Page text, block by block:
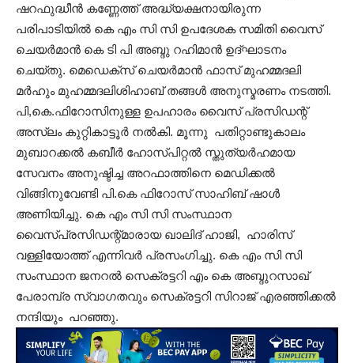
ഷറഫുദ്ധീൻ കണ്ണേത്ത് അദ്ധ്യക്ഷനായിരുന്ന
പരിപാടിയിൽ കെ എം സി സി ഉപദേശക സമിതി വൈസ്
ചെയർമാൻ കെ ടി പി അബ്ദു റഹിമാൻ ഉദ്ഘാടനം
ചെയ്തു. മെഡെക്സ് ചെയർമാൻ ഫാസ് മുഹമ്മദലി
മർഹും മുഹമ്മദലിശിഹാബ് തങ്ങൾ അനുസ്മരണം നടത്തി.
പി,കെ.ഫിറോസിനുള്ള ഉപഹാരം വൈസ് പ്രസിഡന്റ്
അസ്ലം കുറ്റികാട്ടൂർ നൽകി. മൂന്നു പതിറ്റാണ്ടുകാലം
മുബാറക്കൽ കബീർ ഹോസ്പിറ്റൽ സ്തുത്യർഹമായ
സേവനം അനുഷ്ടിച്ച അറഫാത്തിനെ മെഡിക്കൽ
വിങ്ങിനുവേണ്ടി പി.കെ ഫിറോസ് സാഹിബ് ഷാൾ
അണിയിച്ചു. കെ എം സി സി സംസ്ഥാന
വൈസ്പ്രസിഡന്റ്മാരായ ഖാലിദ് ഹാജി, ഹാരിസ്
വള്ളിയോത്ത് എന്നിവർ പ്രസംഗിച്ചു. കെ എം സി സി
സംസ്ഥാന ജനറൽ സെക്രട്ടറി എം കെ അബ്ദുറസാഖ്
പേരാമ്പ്ര സ്വാഗതവും സെക്രട്ടറി സിറാജ് എരഞ്ഞിക്കൽ
നന്ദിയും പറഞ്ഞു.